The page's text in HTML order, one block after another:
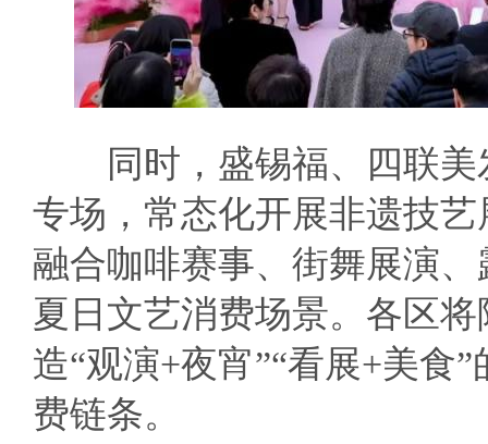
同时，盛锡福、四联美
专场，常态化开展非遗技
融合咖啡赛事、街舞展演
夏日文艺消费场景。各区
造“观演+夜宵”“看展+美食
费链条。